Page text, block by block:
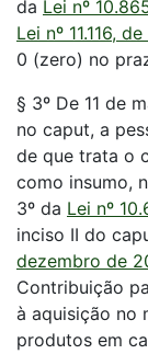
da Lei nº
Lei nº 11.116,
0 (zero) no
§ 3º De 11 de
no caput, a
de que trata o
como insumo,
3º da Lei nº
inciso II do
dezembro de
Contribuição
à aquisição no
produtos em